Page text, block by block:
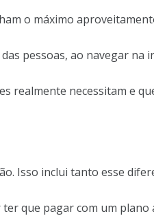
o máximo
pessoas, ao navegar na
realmente necessitam e
Isso inclui tanto esse
que pagar com um plano